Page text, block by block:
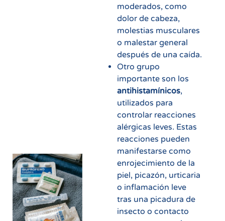
moderados, como
dolor de cabeza,
molestias musculares
o malestar general
después de una caída.
Otro grupo
importante son los
antihistamínicos,
utilizados para
controlar reacciones
alérgicas leves. Estas
reacciones pueden
manifestarse como
enrojecimiento de la
piel, picazón, urticaria
o inflamación leve
tras una picadura de
insecto o contacto